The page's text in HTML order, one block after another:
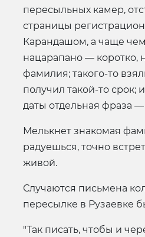
пересыльных камер,
страницы
Карандашом, а чаще
нацарапано — коротко,
фамилия; такого-то
получил такой-то срок;
даты отдельная фраза —
Мелькнет знакомая
радуешься, точно
живой.
Случаются письмена
пересылке в Рузаевке
"Так писать, чтобы и